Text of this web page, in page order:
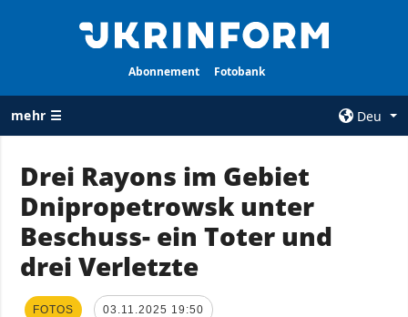
Abonnement Fotobank
mehr ☰
Deu
ALLE
RUBRIKEN
Krieg
Wiederaufbau
der Ukraine
AGENTUR
Über uns
Drei Rayons im Gebiet
Dnipropetrowsk unter
Beschuss- ein Toter und
drei Verletzte
FOTOS 03.11.2025 19:50